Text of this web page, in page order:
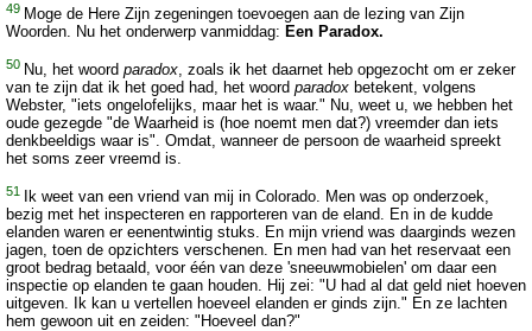
49 Moge de Here Zijn zegeningen toevoegen aan de lezing van Zijn
Woorden. Nu het onderwerp vanmiddag: Een Paradox.
50 Nu, het woord paradox, zoals ik het daarnet heb opgezocht om er zeker
van te zijn dat ik het goed had, het woord paradox betekent, volgens
Webster, "iets ongelofelijks, maar het is waar." Nu, weet u, we hebben het
oude gezegde "de Waarheid is (hoe noemt men dat?) vreemder dan iets
denkbeeldigs waar is". Omdat, wanneer de persoon de waarheid spreekt
het soms zeer vreemd is.
51
Ik weet van een vriend van mij in Colorado. Men was op onderzoek,
bezig met het inspecteren en rapporteren van de eland. En in de kudde
elanden waren er eenentwintig stuks. En mijn vriend was daarginds wezen
jagen, toen de opzichters verschenen. En men had van het reservaat een
groot bedrag betaald, voor één van deze 'sneeuwmobielen' om daar een
inspectie op elanden te gaan houden. Hij zei: "U had al dat geld niet hoeven
uitgeven. Ik kan u vertellen hoeveel elanden er ginds zijn." En ze lachten
hem gewoon uit en zeiden: "Hoeveel dan?"